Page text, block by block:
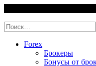
content
Найти:
Forex
Брокеры
Бонусы от